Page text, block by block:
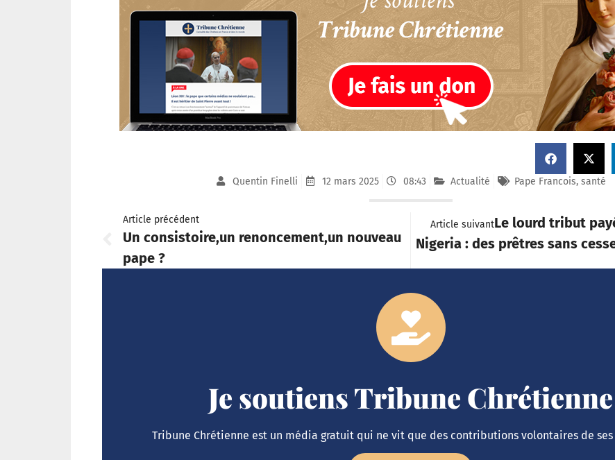
Quentin Finelli 12 mars 2025 08:43 Actualité Pape Francois, santé
Article précédent
Un consistoire,un renoncement,un nouveau
pape ?
Article suivantLe lourd tribut
Nigeria : des prêtres sans
Je soutiens Tribune Chrétienne
Tribune Chrétienne est un média gratuit qui ne vit que des contributions volontaires de